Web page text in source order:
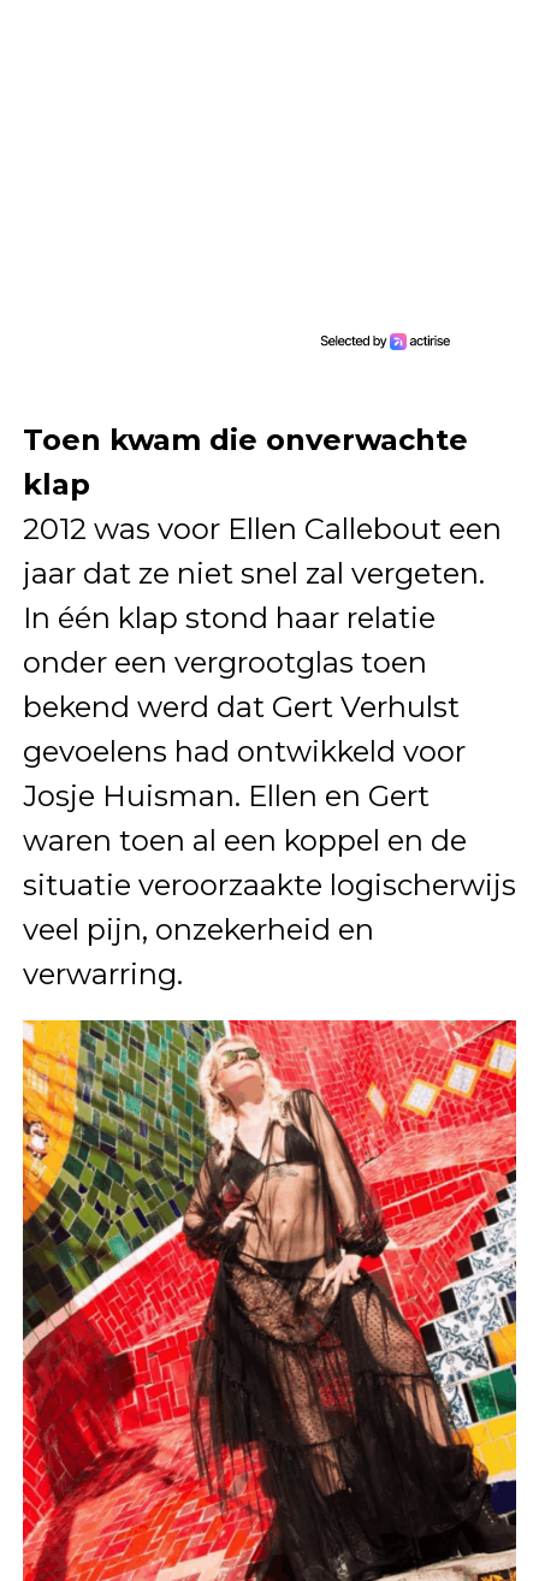
Toen kwam die onverwachte
klap
2012 was voor Ellen Callebout een
jaar dat ze niet snel zal vergeten.
In één klap stond haar relatie
onder een vergrootglas toen
bekend werd dat Gert Verhulst
gevoelens had ontwikkeld voor
Josje Huisman. Ellen en Gert
waren toen al een koppel en de
situatie veroorzaakte logischerwijs
veel pijn, onzekerheid en
verwarring.